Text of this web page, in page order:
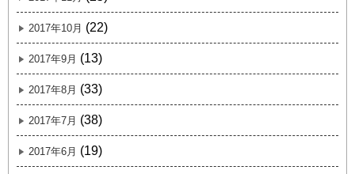
2017年10月 (22)
2017年9月 (13)
2017年8月 (33)
2017年7月 (38)
2017年6月 (19)